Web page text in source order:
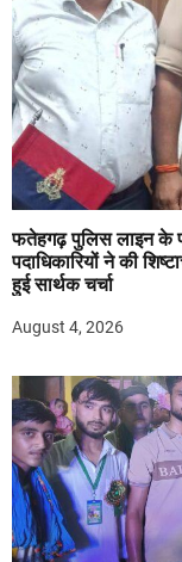
फतेहगढ़ पुलिस लाइन के
पदाधिकारियों ने की
हुई सार्थक चर्चा
August 4, 2026